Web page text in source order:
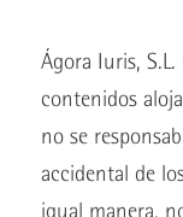
Ágora Iuris,
contenidos
no se
accidental de
igual manera,